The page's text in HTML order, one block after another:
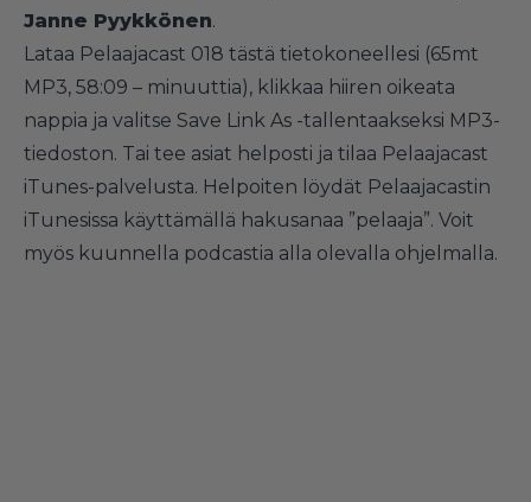
Janne Pyykkönen.
Lataa Pelaajacast 018 tästä tietokoneellesi (65mt
MP3, 58:09 – minuuttia), klikkaa hiiren oikeata
nappia ja valitse Save Link As -tallentaakseksi MP3-
tiedoston. Tai tee asiat helposti ja tilaa Pelaajacast
iTunes-palvelusta. Helpoiten löydät Pelaajacastin
iTunesissa käyttämällä hakusanaa ”pelaaja”. Voit
myös kuunnella podcastia alla olevalla ohjelmalla.